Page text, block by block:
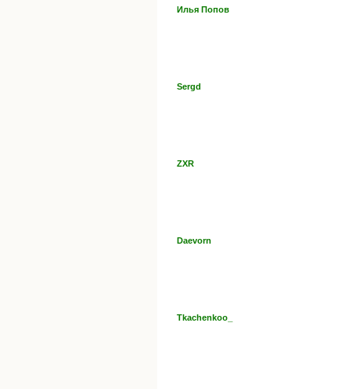
Илья Попов
Sergd
ZXR
Daevorn
Tkachenkoo_